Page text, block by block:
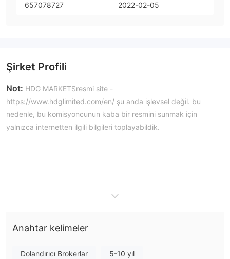
657078727
2022-02-05
Şirket Profili
Not: HDG MARKETSresmi site -
https://www.hdglimited.com/en/ şu anda işlevsel değil. bu
nedenle, bu komisyoncunun kaba bir resmini sunmak için
yalnızca internetten ilgili bilgileri toplayabildik.
Anahtar kelimeler
Dolandırıcı Brokerlar 5-10 yıl